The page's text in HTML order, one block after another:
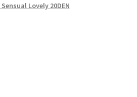
Lovely 20DEN